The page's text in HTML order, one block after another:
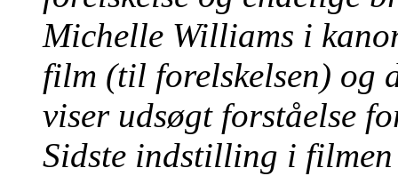
Michelle Williams i
film (til forelskelsen) og
viser udsøgt forståelse
Sidste indstilling i filmen